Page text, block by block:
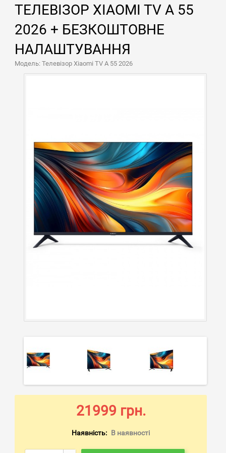
ТЕЛЕВІЗОР XIAOMI TV A 55
2026 + БЕЗКОШТОВНЕ
НАЛАШТУВАННЯ
Модель: Телевізор Xiaomi TV A 55 2026
21999 грн.
Наявність: В наявності